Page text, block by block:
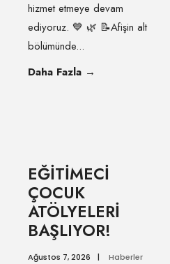
hizmet etmeye devam
ediyoruz. 💙 🌿 📝Afişin alt
bölümünde...
Daha Fazla →
EĞİTİMECİ
ÇOCUK
ATÖLYELERİ
BAŞLIYOR!
Ağustos 7, 2026 | Haberler